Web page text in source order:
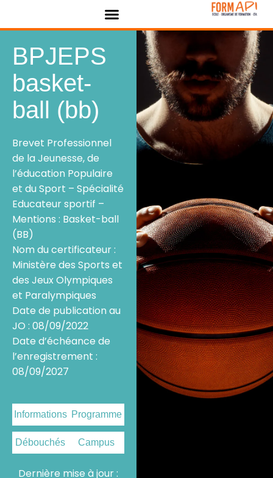
BPJEPS
basket-
ball (bb)
Brevet Professionnel
de la Jeunesse, de
l’éducation Populaire
et du Sport – Spécialité
Educateur sportif –
Mentions : Basket-ball
(BB)
Nom du certificateur :
Ministère des Sports et
des Jeux Olympiques
et Paralympiques
Date de publication au
JO : 08/09/2022
Date d’échéance de
l’enregistrement :
08/09/2027
Informations Programme
Débouchés Campus
Dernière mise à jour :
Panneau de gestion des cookies